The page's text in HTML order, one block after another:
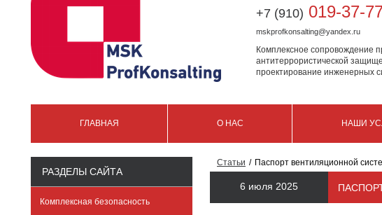
+7 (910) 019-37-
mskprofkonsalting@yandex.ru
Комплексное сопровождение
антитеррористической
проектирование инженерных
ГЛАВНАЯ О НАС НАШИ
РАЗДЕЛЫ САЙТА
Комплексная безопасность
Статьи Паспорт вентиляционной
6 июля 2025